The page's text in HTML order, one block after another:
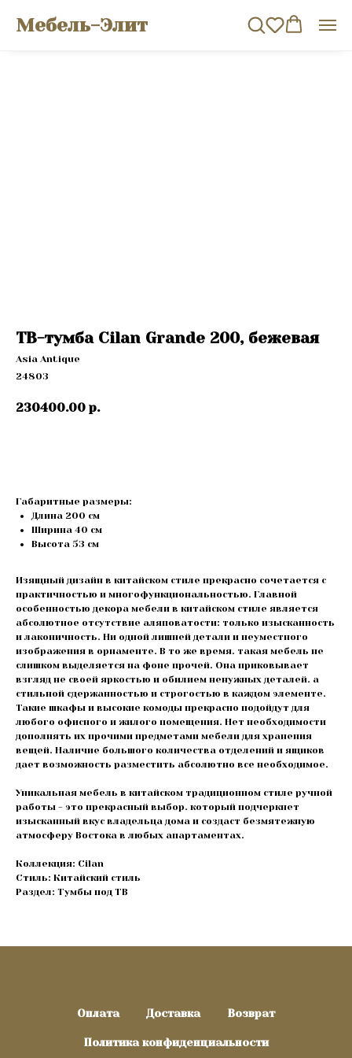
Мебель-Элит
ТВ-тумба Cilan Grande 200, бежевая
Asia Antique
24803
230400.00 р.
Габаритные размеры:
Длина 200 см
Ширина 40 см
Высота 53 cм
Изящный дизайн в китайском стиле прекрасно сочетается с
практичностью и многофункциональностью. Главной
особенностью декора мебели в китайском стиле является
абсолютное отсутствие аляповатости: только изысканность
и лаконичность. Ни одной лишней детали и неуместного
изображения в орнаменте. В то же время. такая мебель не
слишком выделяется на фоне прочей. Она приковывает
взгляд не своей яркостью и обилием ненужных деталей. а
стильной сдержанностью и строгостью в каждом элементе.
Такие шкафы и высокие комоды прекрасно подойдут для
любого офисного и жилого помещения. Нет необходимости
дополнять их прочими предметами мебели для хранения
вещей. Наличие большого количества отделений и ящиков
дает возможность разместить абсолютно все необходимое.
Уникальная мебель в китайском традиционном стиле ручной
работы - это прекрасный выбор. который подчеркнет
изысканный вкус владельца дома и создаст безмятежную
атмосферу Востока в любых апартаментах.
Коллекция: Cilan
Стиль: Китайский стиль
Раздел: Тумбы под ТВ
Оплата Доставка Возврат
Политика конфиденциальности